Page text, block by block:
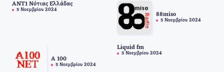
ANT1 Νότιας Ελλάδας
5 Νοεμβρίου 2024
88miso
5 Νοεμβρίου 2024
A 100
5 Νοεμβρίου 2024
Liquid fm
5 Νοεμβρίου 2024